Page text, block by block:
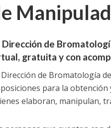
Dirección de
gratuita y con
Dirección de Bromatología
para la
elaboran, manipulan,